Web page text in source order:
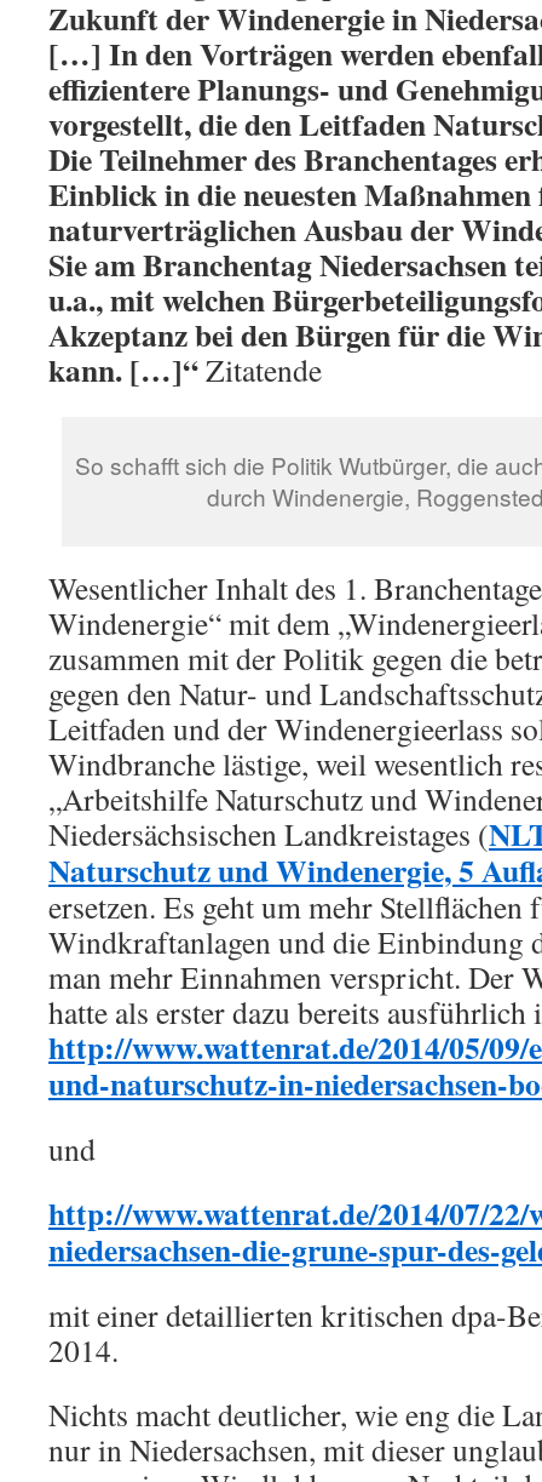
Zukunft der Windenergie in
[…] In den Vorträgen werden
effizientere Planungs- und
vorgestellt, die den Leitfaden
Die Teilnehmer des Branchentages
Einblick in die neuesten
naturverträglichen Ausbau der
Sie am Branchentag Niedersachsen
u.a., mit welchen
Akzeptanz bei den Bürgen für die
kann. […]“Zitatende
So schafft sich die Politik Wutbürger, die
durch Windenergie,
Wesentlicher Inhalt des 1.
Windenergie“ mit dem
zusammen mit der Politik gegen die
gegen den Natur- und
Leitfaden und der Windenergieerlass
Windbranche lästige, weil wesentlich
„Arbeitshilfe Naturschutz und
Niedersächsischen Landkreistages (
Naturschutz und Windenergie, 5
ersetzen. Es geht um mehr Stellflächen
Windkraftanlagen und die Einbindung
man mehr Einnahmen verspricht. Der
hatte als erster dazu bereits
http://www.wattenrat.de/2014/05/09/
und-naturschutz-in-niedersachsen-
und
http://www.wattenrat.de/2014/07/22/
niedersachsen-die-grune-spur-des-
mit einer detaillierten kritischen dpa-
2014.
Nichts macht deutlicher, wie eng die
nur in Niedersachsen, mit dieser